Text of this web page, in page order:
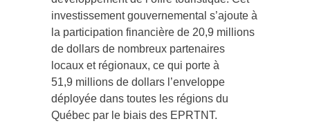
investissement gouvernemental s’ajoute à
la participation financière de 20,9 millions
de dollars de nombreux partenaires
locaux et régionaux, ce qui porte à
51,9 millions de dollars l’enveloppe
déployée dans toutes les régions du
Québec par le biais des EPRTNT.